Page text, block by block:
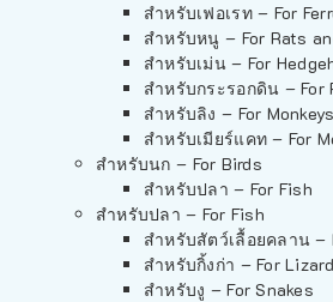
สำหรับเฟอเรท – For
สำหรับหนู – For Rats
สำหรับเม่น – For
สำหรับกระรอกดิน – For
สำหรับลิง – For Monkeys
สำหรับเมียร์แคท – For
สำหรับนก – For Birds
สำหรับปลา – For Fish
สำหรับปลา – For Fish
สำหรับสัตว์เลื้อยคลาน –
สำหรับกิ้งก่า – For
สำหรับงู – For Snakes